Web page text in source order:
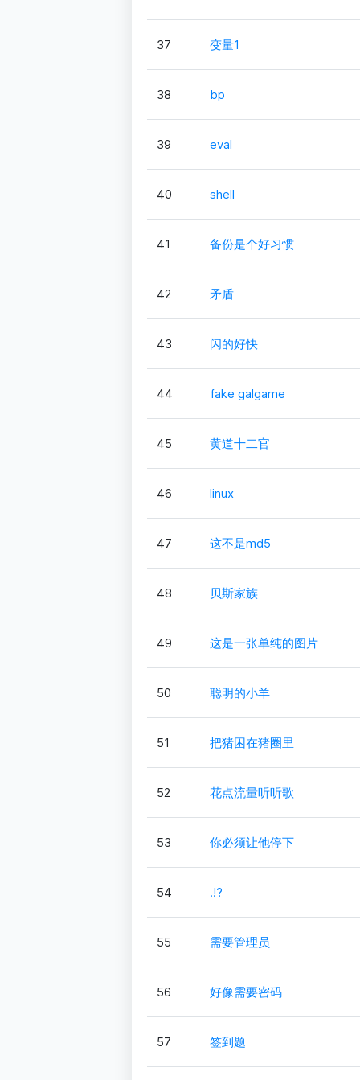
37 变量1
38 bp
39 eval
40 shell
41 备份是个好习惯
42 矛盾
43 闪的好快
44 fake galgame
45 黄道十二官
46 linux
47 这不是md5
48 贝斯家族
49 这是一张单纯的图片
50 聪明的小羊
51 把猪困在猪圈里
52 花点流量听听歌
53 你必须让他停下
54 .!?
55 需要管理员
56 好像需要密码
57 签到题